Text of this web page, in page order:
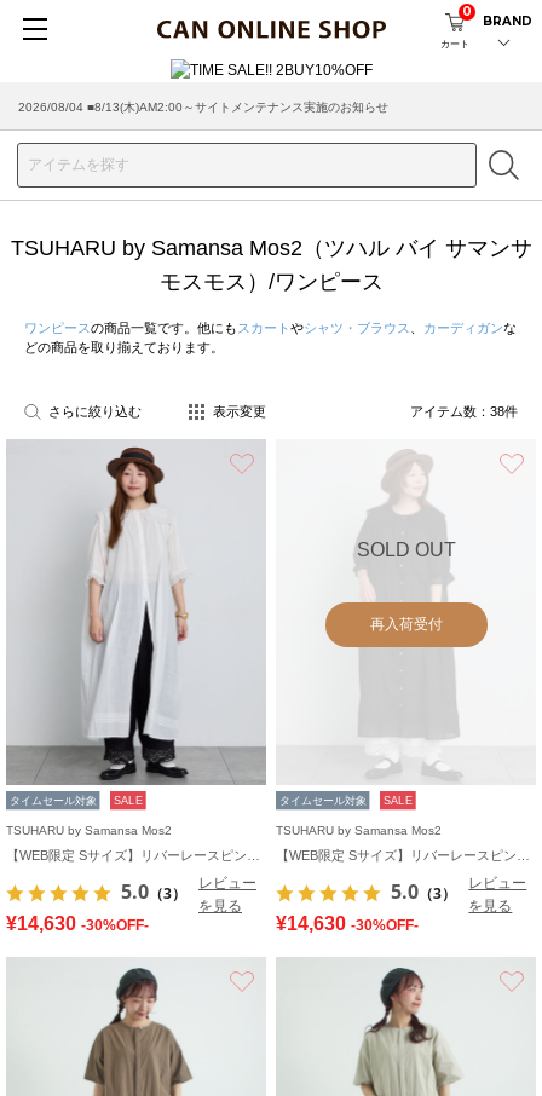
カート
0
BRAND
2026/08/04 ■8/13(木)AM2:00～サイトメンテナンス実施のお知らせ
TSUHARU by Samansa Mos2（ツハル バイ サマンサ
モスモス）/ワンピース
ワンピースの商品一覧です。他にも スカート やシャツ・ブラウス カーディガンな
どの商品を取り揃えております。
さらに絞り込む 表示変更 アイテム数： 38件
タイムセール対象 SALE
TSUHARU by Samansa Mos2
5.0 （3）
レビュー
を見る
¥14,630 -30%OFF-
SOLD OUT
再入荷受付
タイムセール対象 SALE
TSUHARU by Samansa Mos2
5.0 （3）
レビュー
を見る
¥14,630 -30%OFF-